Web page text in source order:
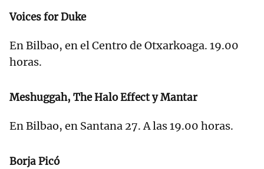
Voices for Duke
En Bilbao, en el Centro de Otxarkoaga. 19.00
horas.
Meshuggah, The Halo Effect y Mantar
En Bilbao, en Santana 27. A las 19.00 horas.
Borja Picó